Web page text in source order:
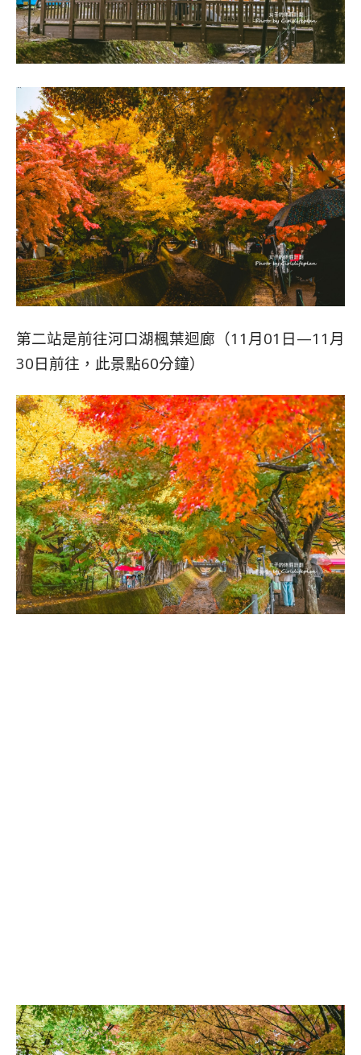
第二站是前往河口湖楓葉迴廊（11月01日—11月
30日前往，此景點60分鐘）